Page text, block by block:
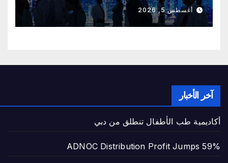
أغسطس 5, 2026
آخر الأخبار
أكاديمية طب الأطفال تنطلق من دبي
ADNOC Distribution Profit Jumps 59%